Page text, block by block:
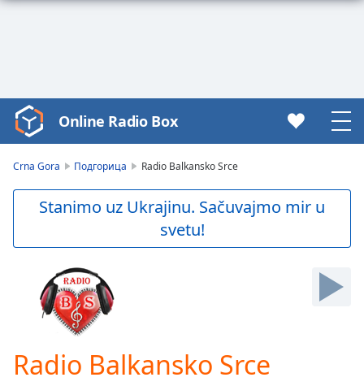
Video
Player
Skip
Forward
Online Radio Box
Crna Gora Подгорица Radio Balkansko Srce
Stanimo uz Ukrajinu. Sačuvajmo mir u
svetu!
Radio Balkansko Srce